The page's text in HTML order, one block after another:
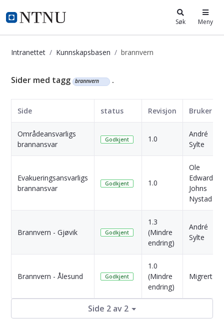
i.ntnu.no Søk Meny
Intranettet Kunnskapsbasen brannvern
Kunnskapsbasen
Sider med tagg brannvern .
Side status Revisjon Bruker
Områdeansvarligs
brannansvar
Godkjent 1.0
André
Sylte
Evakueringsansvarligs
brannansvar
Godkjent 1.0
Ole
Edward
Johns
Nystad
Brannvern - Gjøvik Godkjent
1.3
(Mindre
endring)
André
Sylte
Brannvern - Ålesund Godkjent
1.0
(Mindre
endring)
Migrert
Side 2 av 2